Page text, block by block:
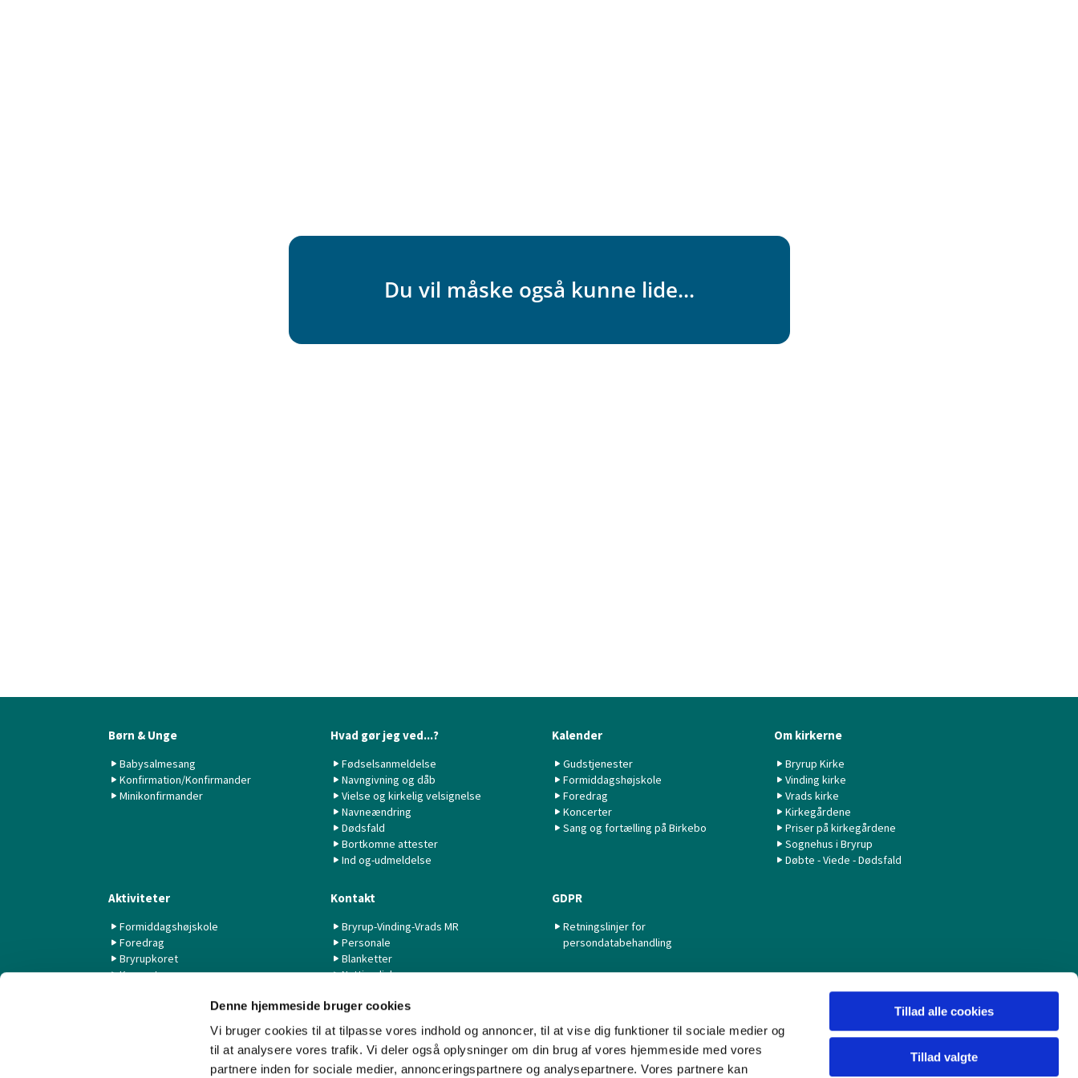
Denne hjemmeside bruger cookies
Vi bruger cookies til at tilpasse vores indhold og annoncer, til at vise dig funktioner til sociale medier og
til at analysere vores trafik. Vi deler også oplysninger om din brug af vores hjemmeside med vores
partnere inden for sociale medier, annonceringspartnere og analysepartnere. Vores partnere kan
Tillad alle cookies
Tillad valgte
Du vil måske også kunne lide...
Børn & Unge
Babysalmesang
Konfirmation/Konfirmander
Minikonfirmander
Hvad gør jeg ved...?
Fødselsanmeldelse
Navngivning og dåb
Vielse og kirkelig velsignelse
Navneændring
Dødsfald
Bortkomne attester
Ind og-udmeldelse
Kalender
Gudstjenester
Formiddagshøjskole
Foredrag
Koncerter
Sang og fortælling på Birkebo
Om kirkerne
Bryrup Kirke
Vinding kirke
Vrads kirke
Kirkegårdene
Priser på kirkegårdene
Sognehus i Bryrup
Døbte - Viede - Dødsfald
Aktiviteter
Formiddagshøjskole
Foredrag
Bryrupkoret
Koncerter
Livestream fra Aarhus Universitet
Kontakt
Bryrup-Vinding-Vrads MR
Personale
Blanketter
Nyttige links
GDPR
Retningslinjer for
persondatabehandling